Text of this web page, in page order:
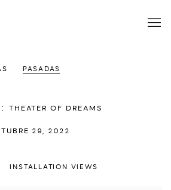
PASADAS
: THEATER OF DREAMS
29, 2022
INSTALLATION VIEWS